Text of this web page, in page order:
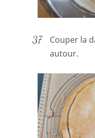
Couper la
autour.